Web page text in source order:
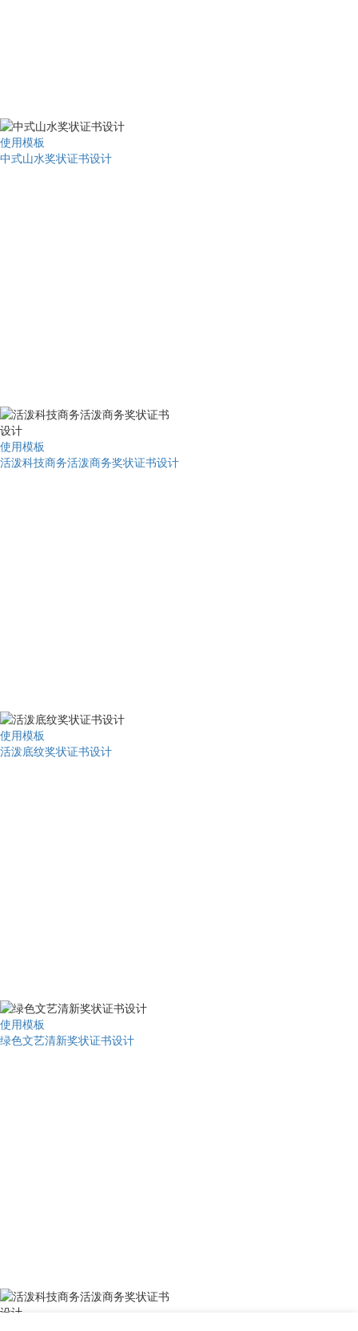
使用模板
中式山水奖状证书设计
使用模板
活泼科技商务活泼商务奖状证书设计
使用模板
活泼底纹奖状证书设计
使用模板
绿色文艺清新奖状证书设计